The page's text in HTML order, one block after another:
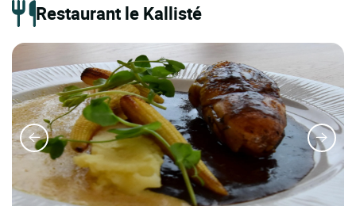
Restaurant le Kallisté